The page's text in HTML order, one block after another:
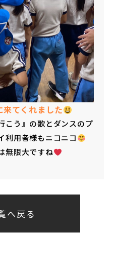
てくれました
こう』の歌とダンスのプ
利用者様もニコニコ
無限大ですね
へ戻る